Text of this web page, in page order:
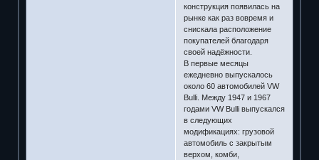
конструкция появилась на
рынке как раз вовремя и
снискала расположение
покупателей благодаря
своей надёжности.
В первые месяцы
ежедневно выпускалось
около 60 автомобилей VW
Bulli. Между 1947 и 1967
годами VW Bulli выпускался
в следующих
модификациях: грузовой
автомо­биль с закрытым
верхом, комби,